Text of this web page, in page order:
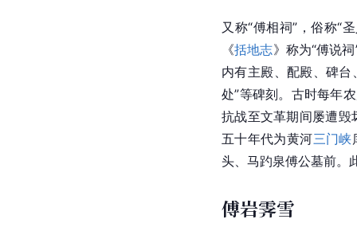
又称“傅相祠”，俗称“
《括地志》称为“傅说
内有主殿、配殿、碑台
处”等碑刻。古时每年
抗战至文革期间屡遭
五十年代为黄河三门峡
头、马趵泉傅公墓前。
傅岩霁雪